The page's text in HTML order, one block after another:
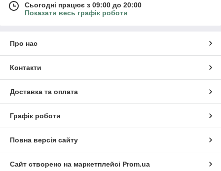
Сьогодні працює з 09:00 до 20:00
Показати весь графік роботи
Про нас
Контакти
Доставка та оплата
Графік роботи
Повна версія сайту
Сайт створено на маркетплейсі Prom.ua